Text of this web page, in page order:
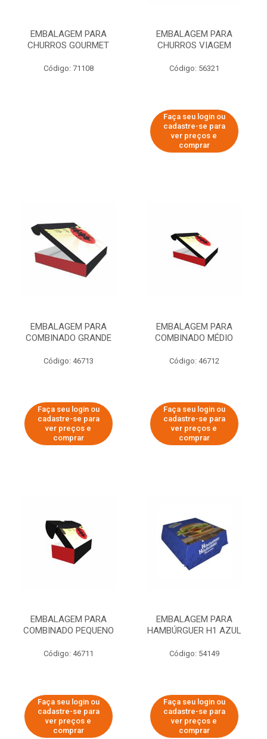
EMBALAGEM PARA
CHURROS GOURMET
Código: 71108
EMBALAGEM PARA
CHURROS VIAGEM
Código: 56321
Faça seu login ou
cadastre-se para
ver preços e
comprar
EMBALAGEM PARA
COMBINADO GRANDE
Código: 46713
Faça seu login ou
cadastre-se para
ver preços e
comprar
EMBALAGEM PARA
COMBINADO MÉDIO
Código: 46712
Faça seu login ou
cadastre-se para
ver preços e
comprar
EMBALAGEM PARA
COMBINADO PEQUENO
Código: 46711
Faça seu login ou
cadastre-se para
ver preços e
comprar
EMBALAGEM PARA
HAMBÚRGUER H1 AZUL
Código: 54149
Faça seu login ou
cadastre-se para
ver preços e
comprar